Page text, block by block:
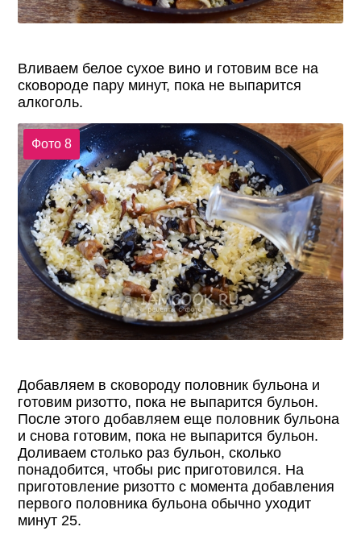
Вливаем белое сухое вино и готовим все на
сковороде пару минут, пока не выпарится
алкоголь.
Фото 8
Добавляем в сковороду половник бульона и
готовим ризотто, пока не выпарится бульон.
После этого добавляем еще половник бульона
и снова готовим, пока не выпарится бульон.
Доливаем столько раз бульон, сколько
понадобится, чтобы рис приготовился. На
приготовление ризотто с момента добавления
первого половника бульона обычно уходит
минут 25.